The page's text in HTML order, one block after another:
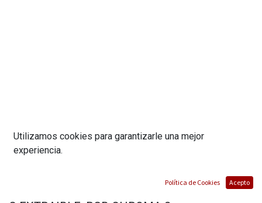
(SWITCHES REDRAGON BROWN, CABLE USB-
Utilizamos cookies para garantizarle una mejor
experiencia.
Política de Cookies Acepto